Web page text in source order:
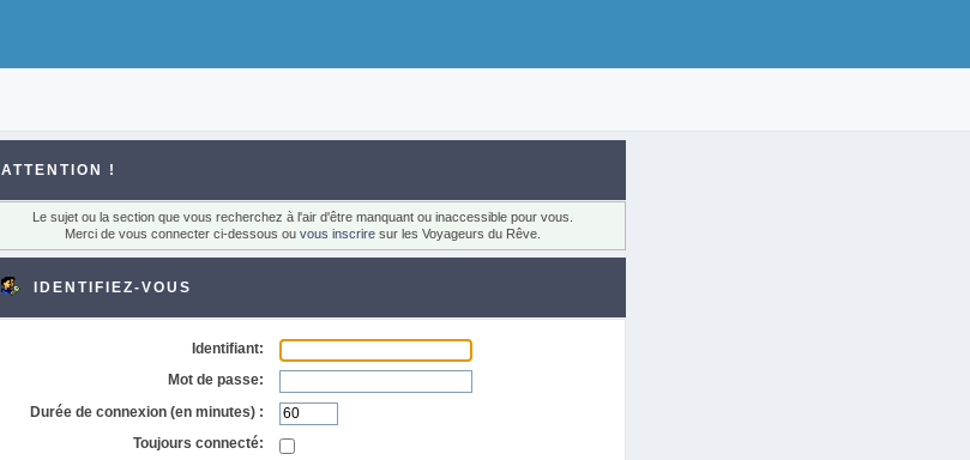
ATTENTION !
Le sujet ou la section que vous recherchez à l'air d'être manquant ou inaccessible pour vous.
Merci de vous connecter ci-dessous ou vous inscriresur les Voyageurs du Rêve.
IDENTIFIEZ-VOUS
Identifiant:
Mot de passe:
Durée de connexion (en minutes) :
Toujours connecté: